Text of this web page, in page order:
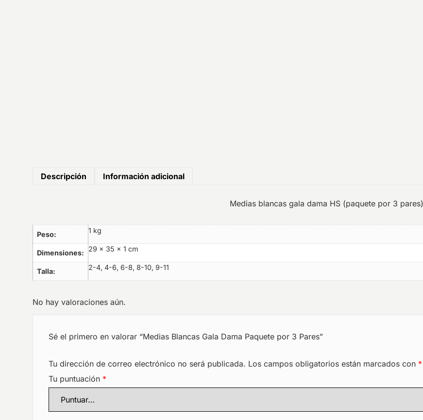
Descripción Información adicional
Medias blancas gala dama HS (paquete por 3 pares)
Peso 1 kg
Dimensiones 29 × 35 × 1 cm
Talla 2-4, 4-6, 6-8, 8-10, 9-11
No hay valoraciones aún.
Sé el primero en valorar “Medias Blancas Gala Dama Paquete por 3 Pares”
Tu dirección de correo electrónico no será publicada. Los campos obligatorios están marcados con *
Tu puntuación *